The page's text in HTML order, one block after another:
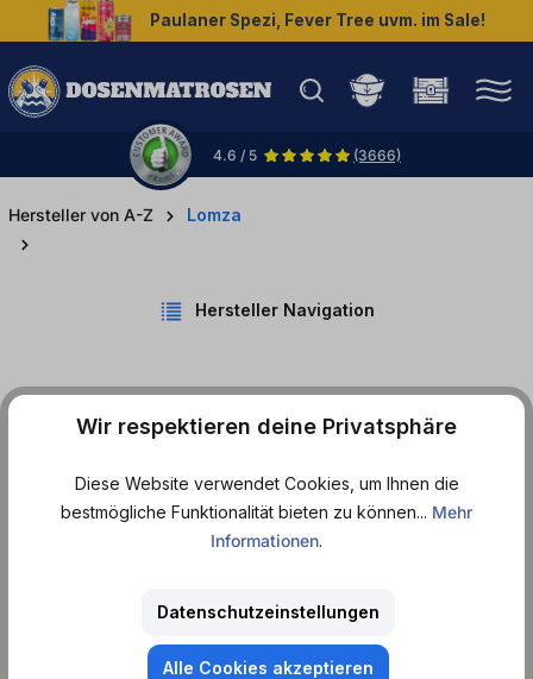
springen Paulaner Spezi, Fever Tree uvm. im Sale!
4.6 / 5 (3666)
Hersteller von A-Z Lomza
Hersteller Navigation
Produkte von Lomza
Wir respektieren deine Privatsphäre
Diese Website verwendet Cookies, um Ihnen die
bestmögliche Funktionalität bieten zu können... Mehr
Informationen.
Datenschutzeinstellungen
Alle Cookies akzeptieren